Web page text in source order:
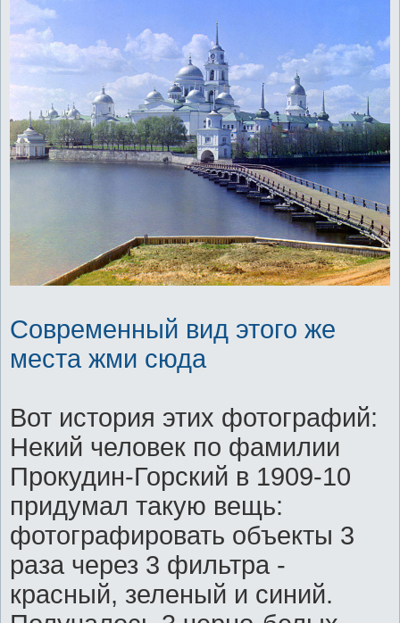
Современный вид этого же
места жми сюда
Вот история этих фотографий:
Некий человек по фамилии
Прокудин-Горский в 1909-10
придумал такую вещь:
фотографировать объекты 3
раза через 3 фильтра -
красный, зеленый и синий.